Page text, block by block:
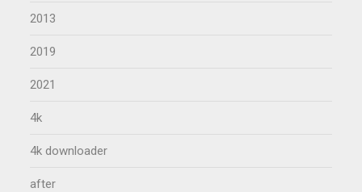
2013
2019
2021
4k
4k downloader
after